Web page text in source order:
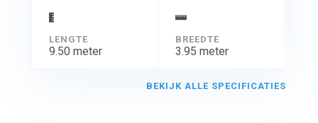
LENGTE
9.50 meter
BREEDTE
3.95 meter
BEKIJK ALLE SPECIFICATIES